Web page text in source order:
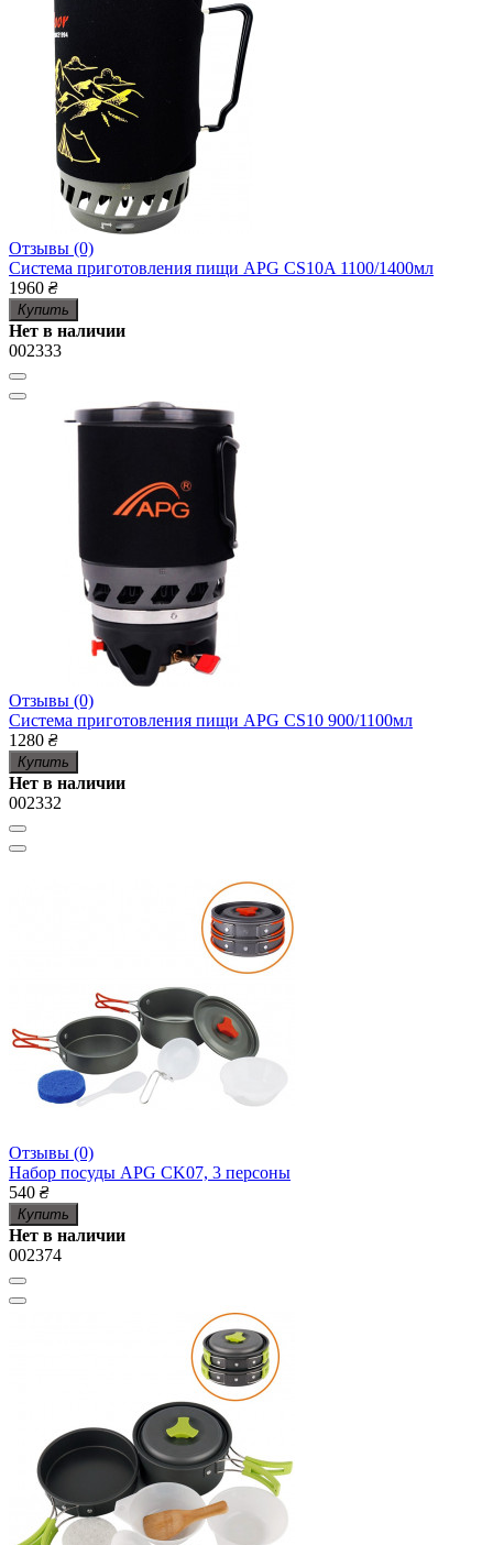
Отзывы (0)
Система приготовления пищи APG CS10A 1100/1400мл
1960 ₴
Купить
Нет в наличии
002333
Отзывы (0)
Система приготовления пищи APG CS10 900/1100мл
1280 ₴
Купить
Нет в наличии
002332
Отзывы (0)
Набор посуды APG CK07, 3 персоны
540 ₴
Купить
Нет в наличии
002374